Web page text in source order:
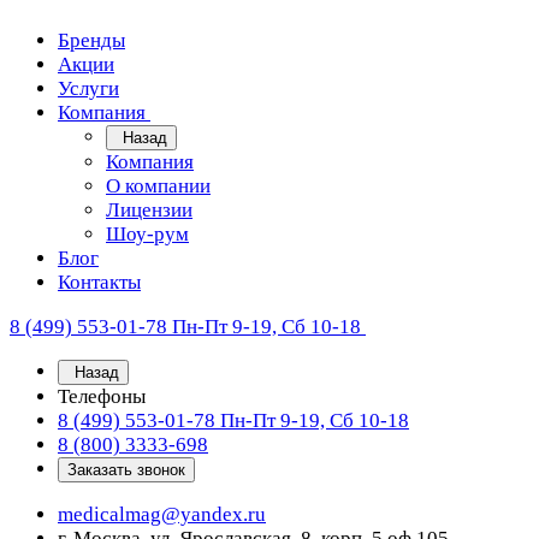
Бренды
Акции
Услуги
Компания
Назад
Компания
О компании
Лицензии
Шоу-рум
Блог
Контакты
8 (499) 553-01-78 Пн-Пт 9-19, Сб 10-18
Назад
Телефоны
8 (499) 553-01-78 Пн-Пт 9-19, Сб 10-18
8 (800) 3333-698
Заказать звонок
medicalmag@yandex.ru